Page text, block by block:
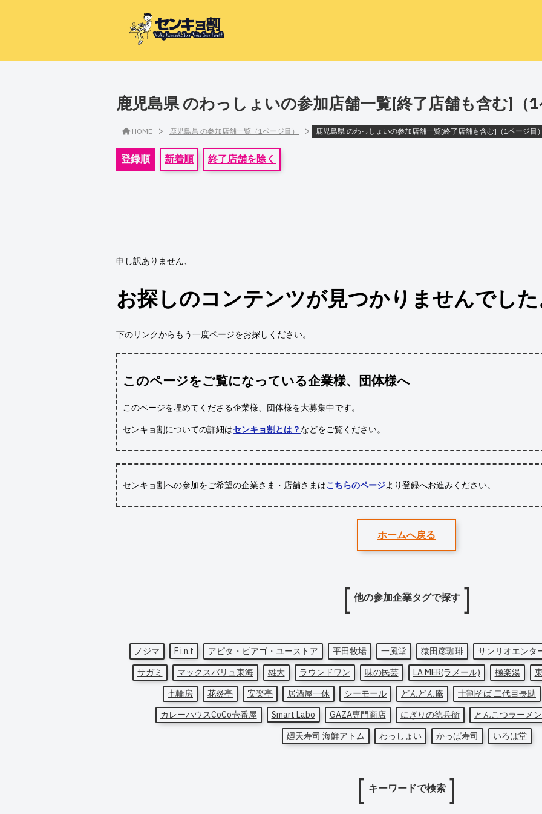
鹿児島県 のわっしょいの参加店舗一覧[終了店舗も含む]（
HOME > 鹿児島県 の参加店舗一覧（1ページ目） > 鹿児島県 のわっしょいの参加店舗一覧[終了店舗も含む]（1ページ目
登録順 新着順 終了店舗を除く
申し訳ありません、
お探しのコンテンツが見つかりませんでし
下のリンクからもう一度ページをお探しください。
このページをご覧になっている企業様、団体様へ
このページを埋めてくださる企業様、団体様を大募集中です。
センキョ割についての詳細はセンキョ割とは？ などをご覧ください。
センキョ割への参加をご希望の企業さま・店舗さまはこちらのページより登録へお進みください。
ホームへ戻る
他の参加企業タグで探す
ノジマ F i.n.t アピタ・ピアゴ・ユーストア 平田牧場 一風堂 猿田彦珈琲
サンリオエンタ
サガミ
マックスバリュ東海 雄大 ラウンドワン 味の民芸 LA MER(ラメール) 極楽湯
七輪房
花炎亭 安楽亭 居酒屋一休 シーモール どんどん庵
十割そば 二代目長助
カレーハウスCoCo壱番屋
Smart Labo GAZA専門商店 にぎりの徳兵衛
とんこつラーメ
廻天寿司 海鮮アトム
わっしょい かっぱ寿司 いろは堂
キーワードで検索